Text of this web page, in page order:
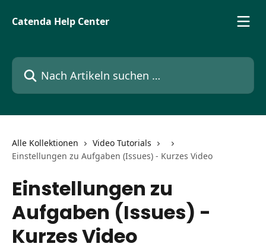
Catenda Help Center
Nach Artikeln suchen …
Alle Kollektionen
Video Tutorials
Einstellungen zu Aufgaben (Issues) - Kurzes Video
Einstellungen zu
Aufgaben (Issues) -
Kurzes Video